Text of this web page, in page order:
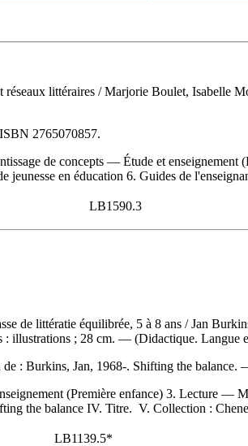
réseaux littéraires / Marjorie Boulet, Isabelle
ISBN 2765070857.
de concepts — Étude et
jeunesse en éducation 6. Guides de
LB1590.3
de littératie équilibrée, 5 à 8 ans / Jan
illustrations ; 28 cm. — (Didactique. Langue
de : Burkins, Jan, 1968-. Shifting the balance.
(Première enfance) 3. Lecture —
the balance IV. Titre. V. Collection :
LB1139.5*